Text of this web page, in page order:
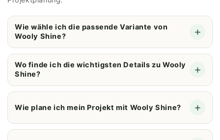
Wie wähle ich die passende Variante von
Wooly Shine?
Wo finde ich die wichtigsten Details zu Wooly
Shine?
Wie plane ich mein Projekt mit Wooly Shine?